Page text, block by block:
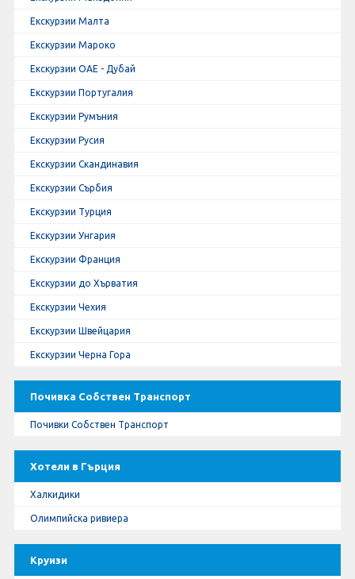
Екскурзии Малта
Екскурзии Мароко
Екскурзии ОАЕ - Дубай
Екскурзии Португалия
Екскурзии Румъния
Екскурзии Русия
Екскурзии Скандинавия
Екскурзии Сърбия
Екскурзии Турция
Екскурзии Унгария
Екскурзии Франция
Екскурзии до Хърватия
Екскурзии Чехия
Екскурзии Швейцария
Екскурзии Черна Гора
Почивка Собствен Транспорт
Почивки Собствен Транспорт
Хотели в Гърция
Халкидики
Олимпийска ривиера
Круизи